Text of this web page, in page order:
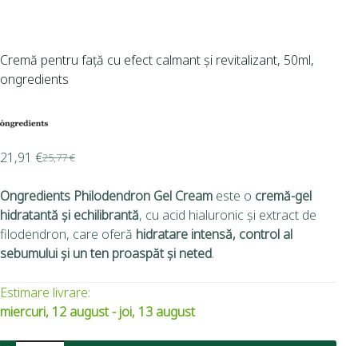
Cremă pentru față cu efect calmant și revitalizant, 50ml,
ongredients
25,77€
21,91 €
Ongredients Philodendron Gel Cream este o cremă-gel
hidratantă și echilibrantă, cu acid hialuronic și extract de
filodendron, care oferă hidratare intensă, control al
sebumului și un ten proaspăt și neted.
Estimare livrare:
miercuri, 12 august - joi, 13 august